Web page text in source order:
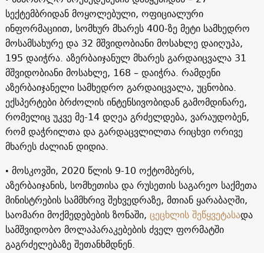
სექტემბრიდან მოყოლებული, ოფიციალური
ინფორმაციით, სომხურ მხარეს 400-ზე მეტი სამხედრო
მოსამსახურე და 32 მშვიდობიანი მოსახლე დაიღუპა,
195 დაიჭრა. აზერბაიჯანულ მხარეს გარდაიცვალა 31
მშვიდობიანი მოსახლე, 168 – დაიჭრა. რამდენი
აზერბაიჯანელი სამხედრო გარდაიცვალა, უცნობია.
ექსპერტები ბრძოლის ინტენსივობიდან გამომდინარე,
რომელიც უკვე მე-14 დღეა გრძელდება, ვარაუდობენ,
რომ დაჭრილთა და გარდაცვლილთა რიცხვი ორივე
მხარეს ძალიან დიდია.
• მოსკოვში, 2020 წლის 9-10 ოქტომბერს,
აზერბაიჯანის, სომხეთისა და რუსეთის საგარეო საქმეთა
მინისტრების სამმხრივ შეხვედრაზე, მთიან ყარაბაღში,
საომარი მოქმედებების ზონაში, ცეცხლის შეწყვეტასადა
სამშვიდობო მოლაპარაკებების ძველ ფორმატში
გაგრძელებაზე შეთანხმდნენ.